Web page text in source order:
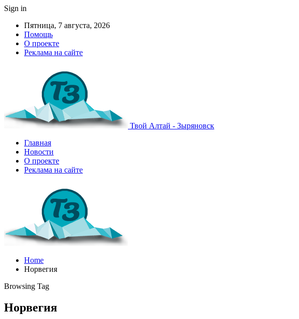
Sign in
Пятница, 7 августа, 2026
Помощь
О проекте
Реклама на сайте
Твой Алтай - Зыряновск
Главная
Новости
О проекте
Реклама на сайте
Home
Норвегия
Browsing Tag
Норвегия